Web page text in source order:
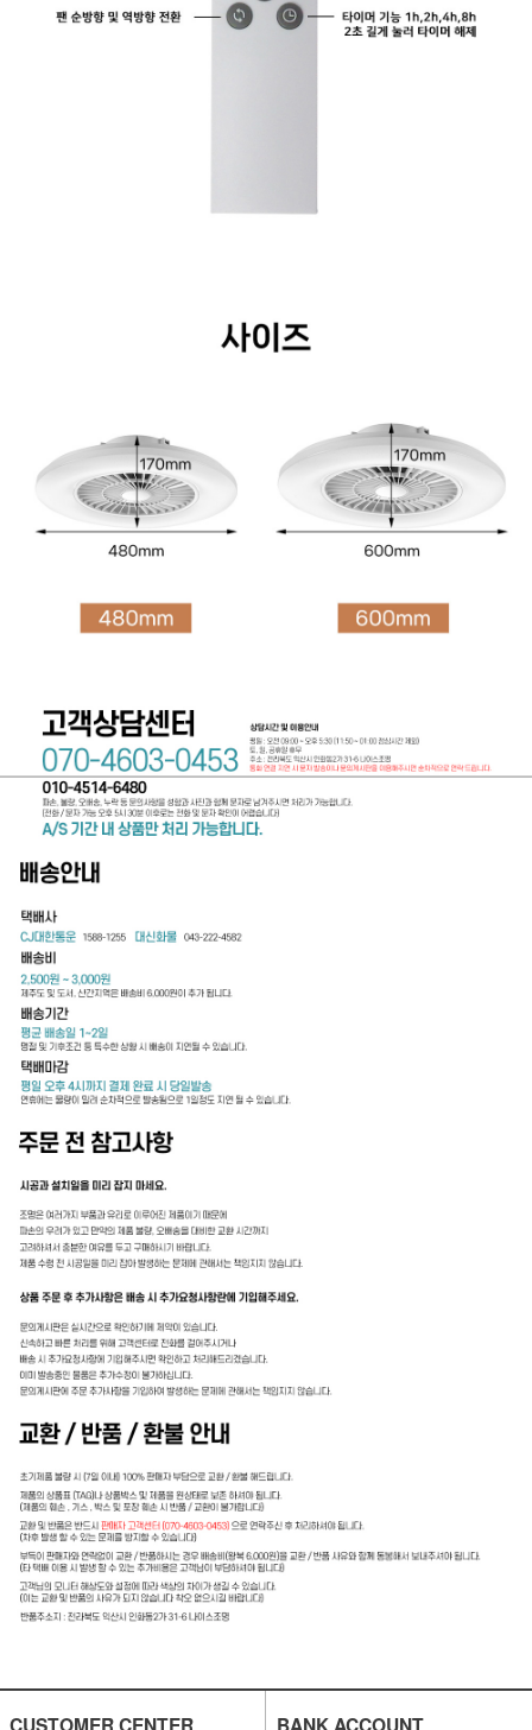
CUSTOMER CENTER BANK ACCOUNT